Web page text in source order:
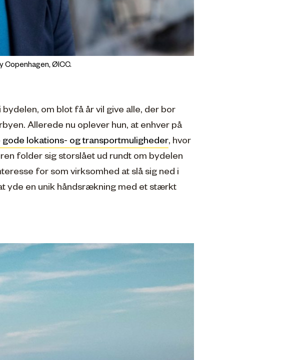
Copenhagen, ØICC.
om blot få år vil give alle, der bor
Allerede nu oplever hun, at enhver på
gode lokations- og transportmuligheder, hvor
folder sig storslået ud rundt om bydelen
for som virksomhed at slå sig ned i
yde en unik håndsrækning med et stærkt